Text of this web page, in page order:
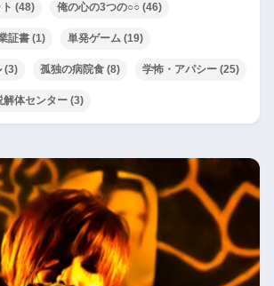
(48) 俺の心の3つの○○ (46)
証書 (1) 単発ゲーム (19)
(3) 孤独の病院食 (8) 学怖・アパシー (25)
解体センター (3)